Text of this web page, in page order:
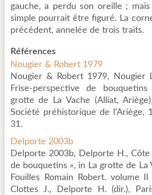
gauche, a perdu son oreille ;
simple pourrait être figuré. La
précédent, annelée de trois traits.
Références
Nougier & Robert 1979
Nougier & Robert 1979, Nougier
Frise-perspective de
grotte de La Vache (Alliat,
Société préhistorique de l’Ariège,
31.
Delporte 2003b
Delporte 2003b, Delporte H.,
de bouquetins », in La grotte de La
Fouilles Romain Robert. volume
Clottes J., Delporte H. (dir.),